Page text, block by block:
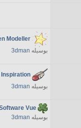
Modeller
بوسیله 3dman
بوسیله 3dman
Vue
بوسیله 3dman